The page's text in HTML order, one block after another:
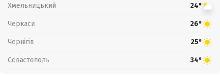
Хмельницький 24°
Черкаси 26°
Чернігів 25°
Севастополь 34°